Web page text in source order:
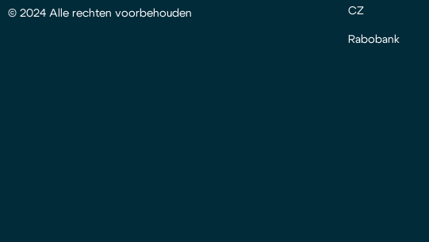
© 2024 Alle rechten voorbehouden CZ
Rabobank